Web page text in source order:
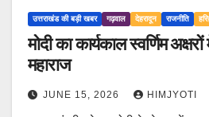
उत्तराखंड की बड़ी खबर गढ़वाल देहरादून राजनीति
मोदी का कार्यकाल स्वर्णिम
महाराज
JUNE 15, 2026 HIMJYOTI